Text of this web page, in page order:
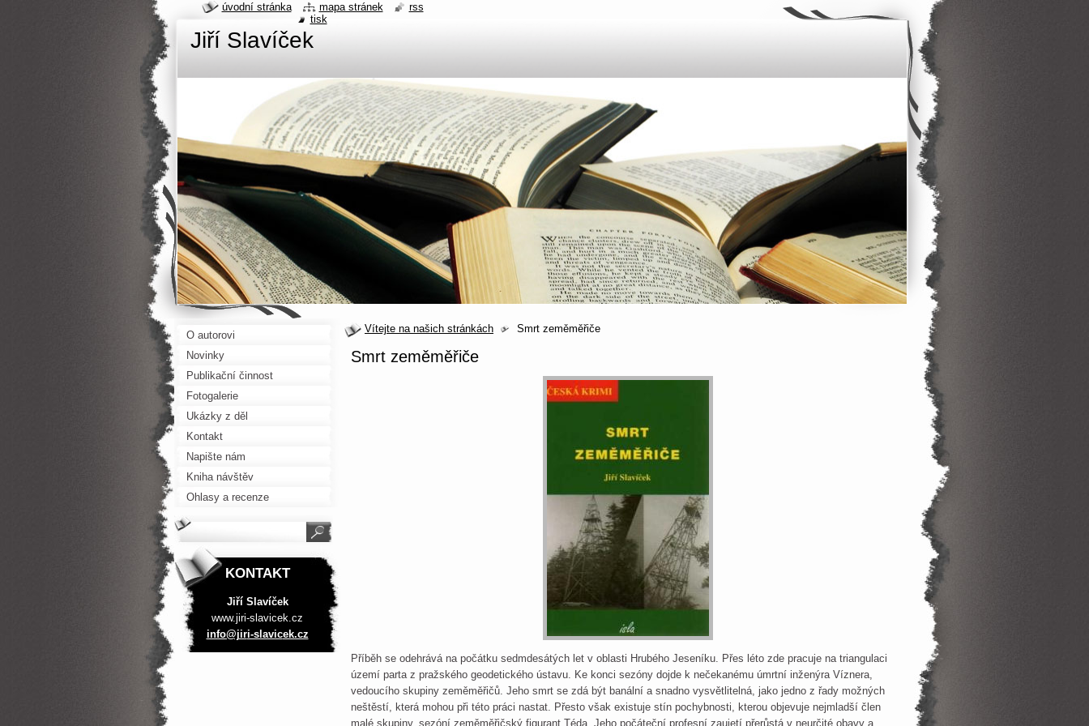
Jiří Slavíček
Vítejte na našich stránkách Smrt zeměměřiče
Smrt zeměměřiče
Příběh se odehrává na počátku sedmdesátých let v oblasti Hrubého Jeseníku. Přes léto zde pracuje na triangulaci
území parta z pražského geodetického ústavu. Ke konci sezóny dojde k nečekanému úmrtní inženýra Víznera,
vedoucího skupiny zeměměřičů. Jeho smrt se zdá být banální a snadno vysvětlitelná, jako jedno z řady možných
neštěstí, která mohou při této práci nastat. Přesto však existuje stín pochybnosti, kterou objevuje nejmladší člen
malé skupiny, sezóní zeměměřičský figurant Téda. Jeho počáteční profesní zaujetí přerůstá v neurčité obavy a
O autorovi
Novinky
Publikační činnost
Fotogalerie
Ukázky z děl
Kontakt
Napište nám
Kniha návštěv
Ohlasy a recenze
KONTAKT
Jiří Slavíček
www.jiri-slavicek.cz
info@jiri-slavicek.cz
úvodní stránka mapa stránek
rss
tisk